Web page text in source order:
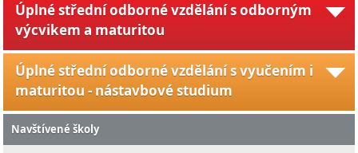
Úplné střední odborné vzdělání s odborným
výcvikem a maturitou
Úplné střední odborné vzdělání s vyučením i
maturitou - nástavbové studium
Navštívené školy